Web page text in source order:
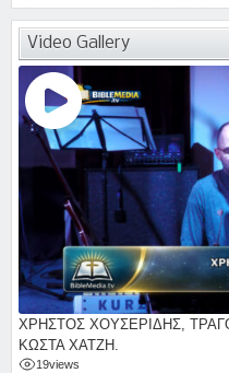
Video Gallery
ΧΡΗΣΤΟΣ ΧΟΥΣΕΡΙΔΗΣ,
ΚΩΣΤΑ ΧΑΤΖΗ.
19views